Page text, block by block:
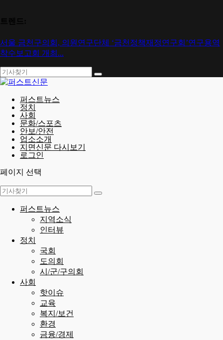
서울 금천구의회, 의원연구단체 ‘금천정책재정연구회’연구용역
착수보고회 개최...
퍼스트뉴스
정치
사회
문화/스포츠
안보/안전
업소소개
지면신문 다시보기
로그인
페이지 선택
퍼스트뉴스
지역소식
인터뷰
정치
국회
도의회
시/군/구의회
사회
핫이슈
교육
복지/보건
환경
금융/경제